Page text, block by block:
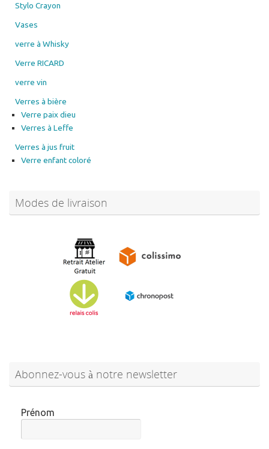
Stylo Crayon
Vases
verre à Whisky
Verre RICARD
verre vin
Verres à bière
Verre paix dieu
Verres à Leffe
Verres à jus fruit
Verre enfant coloré
Modes de livraison
Abonnez-vous à notre newsletter
Prénom